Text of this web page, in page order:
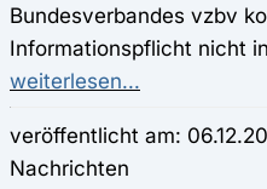
Bundesverbandes vzbv
Informationspflicht nicht
weiterlesen...
veröffentlicht am:
Nachrichten